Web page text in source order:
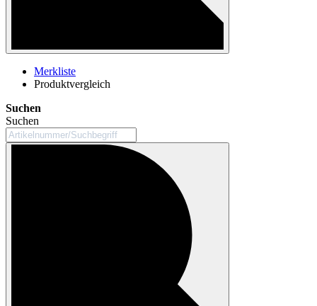
Merkliste
Produktvergleich
Suchen
Suchen